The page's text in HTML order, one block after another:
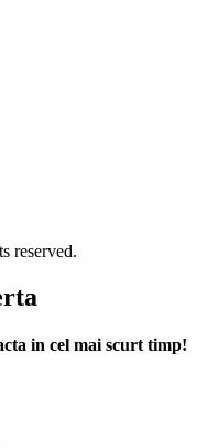
reserved.
in cel mai scurt timp!